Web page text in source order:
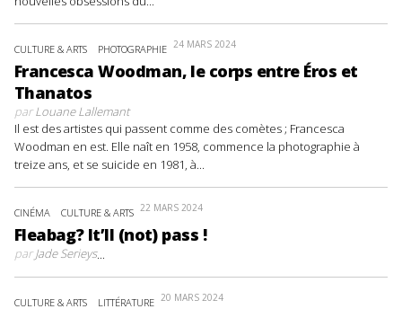
CULTURE & ARTS PHOTOGRAPHIE 24 MARS 2024
Francesca Woodman, le corps entre Éros et
Thanatos
parLouane Lallemant
Il est des artistes qui passent comme des comètes ; Francesca
Woodman en est. Elle naît en 1958, commence la photographie à
treize ans, et se suicide en 1981, à...
CINÉMA CULTURE & ARTS 22 MARS 2024
Fleabag? It’ll (not) pass !
parJade Serieys...
CULTURE & ARTS LITTÉRATURE 20 MARS 2024